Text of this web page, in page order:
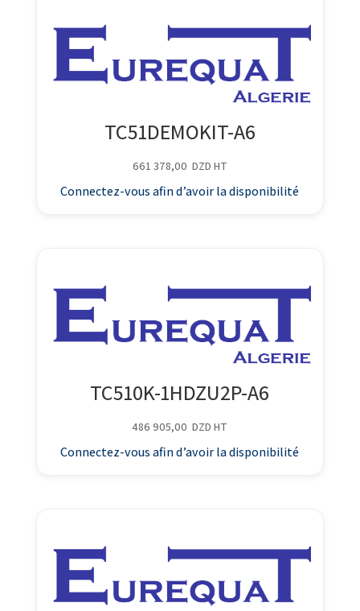
TC51DEMOKIT-A6
661 378,00 DZD HT
Connectez-vous afin d’avoir la disponibilité
TC510K-1HDZU2P-A6
486 905,00 DZD HT
Connectez-vous afin d’avoir la disponibilité